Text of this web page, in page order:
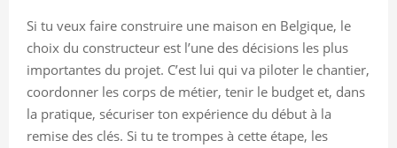
Si tu veux faire construire une maison en Belgique, le
choix du constructeur est l’une des décisions les plus
importantes du projet. C’est lui qui va piloter le chantier,
coordonner les corps de métier, tenir le budget et, dans
la pratique, sécuriser ton expérience du début à la
remise des clés. Si tu te trompes à cette étape, les